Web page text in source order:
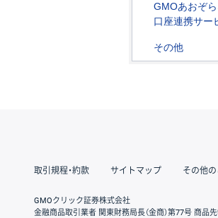
GMOあおぞ
口座連携サー
その他
取引規程・約款 サイトマップ その他
GMOクリック証券株式会社
金融商品取引業者 関東財務局長（金商）第77号 商品